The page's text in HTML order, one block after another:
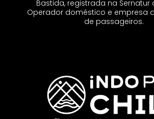
Bastida, registrada na Sernatur
Operador doméstico e empresa
de passageiros.